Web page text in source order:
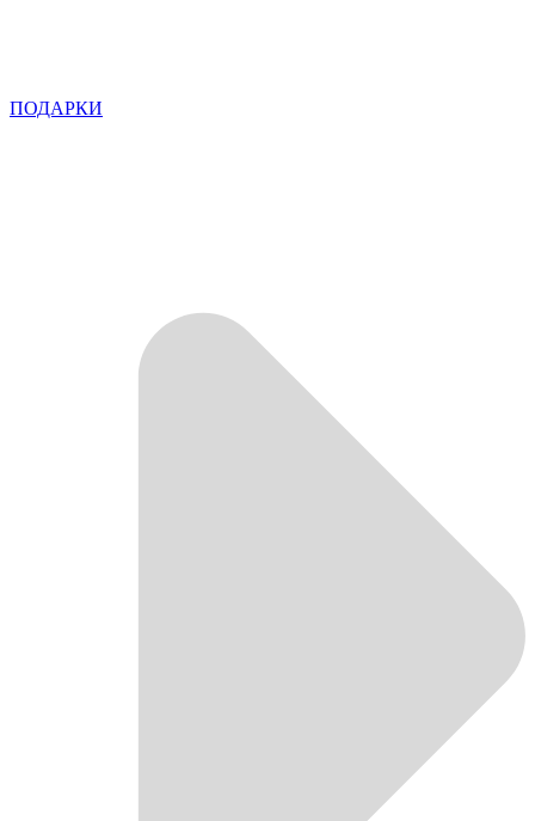
ПОДАРКИ